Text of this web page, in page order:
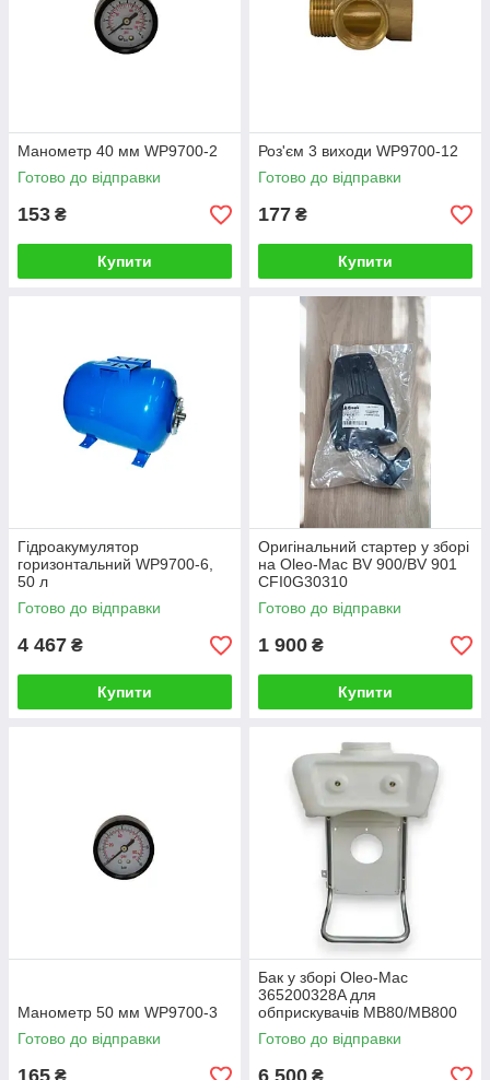
Манометр 40 мм WP9700-2
Готово до відправки
153 ₴
Купити
Роз'єм 3 виходи WP9700-12
Готово до відправки
177 ₴
Купити
Гідроакумулятор
горизонтальний WP9700-6,
50 л
Готово до відправки
4 467 ₴
Купити
Оригінальний стартер у зборі
на Oleo-Mac BV 900/BV 901
CFI0G30310
Готово до відправки
1 900 ₴
Купити
Манометр 50 мм WP9700-3
Готово до відправки
₴
Бак у зборі Oleo-Mac
365200328A для
обприскувачів MB80/MB800
Готово до відправки
₴